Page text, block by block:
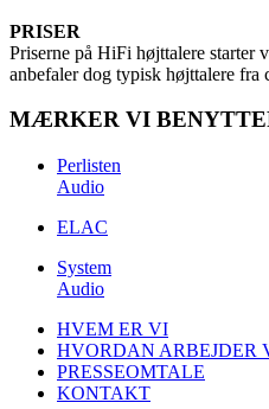
PRISER
Priserne på HiFi højttalere starter
anbefaler dog typisk højttalere fra
MÆRKER VI
Perlisten
Audio
ELAC
System
Audio
HVEM ER VI
HVORDAN ARBEJDER
PRESSEOMTALE
KONTAKT